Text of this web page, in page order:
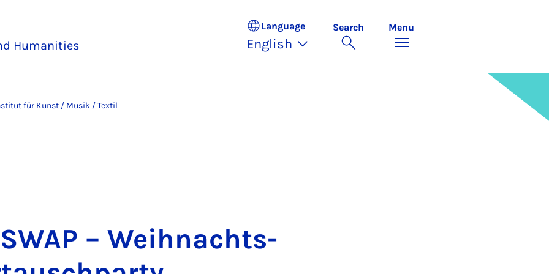
Humanities
Language
English
Search Menu
für Kunst / Musik / Textil
SWAP – Weih­nachts-